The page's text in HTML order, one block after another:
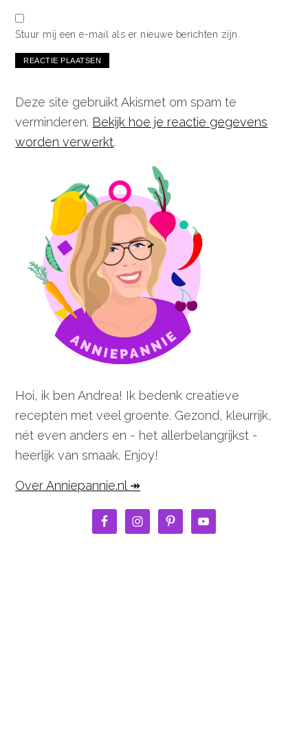
Stuur mij een e-mail als er nieuwe berichten zijn.
Deze site gebruikt Akismet om spam te
verminderen. Bekijk hoe je reactie gegevens
worden verwerkt.
Hoi, ik ben Andrea! Ik bedenk creatieve
recepten met veel groente. Gezond, kleurrijk,
nét even anders en - het allerbelangrijkst -
heerlijk van smaak. Enjoy!
Over Anniepannie.nl ↠